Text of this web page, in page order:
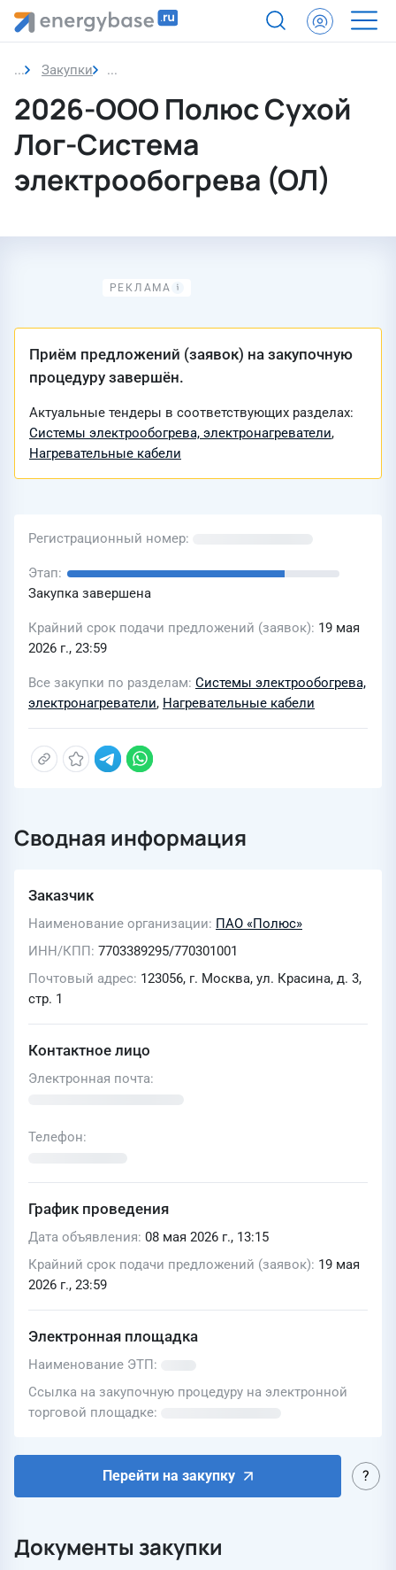
Закупки Закупка
2026-ООО Полюс Сухой
Лог-Система
электрообогрева (ОЛ)
Приём предложений (заявок) на закупочную
процедуру завершён.
Актуальные тендеры в соответствующих разделах:
Системы электрообогрева, электронагреватели,
Нагревательные кабели
Регистрационный номер
Этап
Закупка завершена
Крайний срок подачи предложений (заявок) 19 мая
2026 г., 23:59
Все закупки по разделам Системы электрообогрева,
электронагреватели, Нагревательные кабели
Сводная информация
Заказчик
Наименование организации ПАО «Полюс»
ИНН/КПП 7703389295/770301001
Почтовый адрес 123056, г. Москва, ул. Красина, д. 3,
стр. 1
Контактное лицо
Электронная почта
Телефон
График проведения
Дата объявления 08 мая 2026 г., 13:15
Крайний срок подачи предложений (заявок) 19 мая
2026 г., 23:59
Электронная площадка
Наименование ЭТП
Ссылка на закупочную процедуру на электронной
торговой площадке
Перейти на закупку
Документы закупки